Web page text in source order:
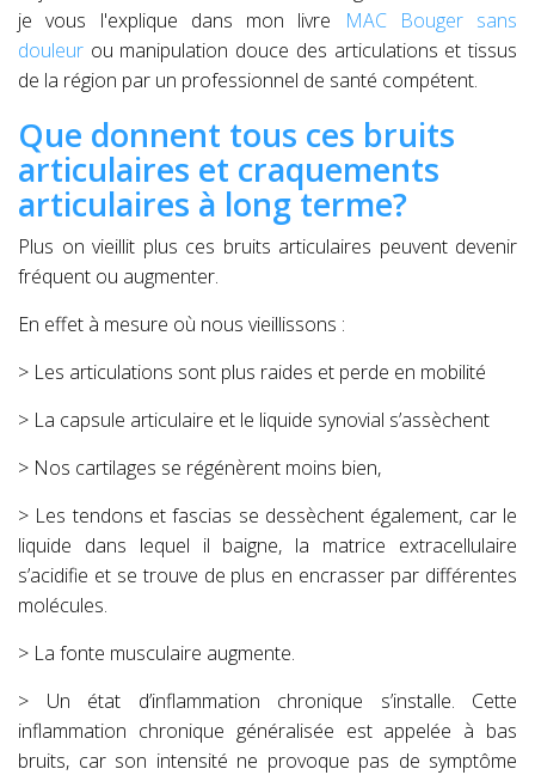
je vous l'explique dans mon livre
MAC Bouger sans
douleur ou manipulation douce des articulations et tissus
de la région par un professionnel de santé compétent.
Que donnent tous ces bruits
articulaires et craquements
articulaires à long terme?
Plus on vieillit plus ces bruits articulaires peuvent devenir
fréquent ou augmenter.
En effet à mesure où nous vieillissons :
> Les articulations sont plus raides et perde en mobilité
> La capsule articulaire et le liquide synovial s’assèchent
> Nos cartilages se régénèrent moins bien,
> Les tendons et fascias se dessèchent également, car le
liquide dans lequel il baigne, la matrice extracellulaire
s’acidifie et se trouve de plus en encrasser par différentes
molécules.
> La fonte musculaire augmente.
> Un état d’inflammation chronique s’installe. Cette
inflammation chronique généralisée est appelée à bas
bruits, car son intensité ne provoque pas de symptôme